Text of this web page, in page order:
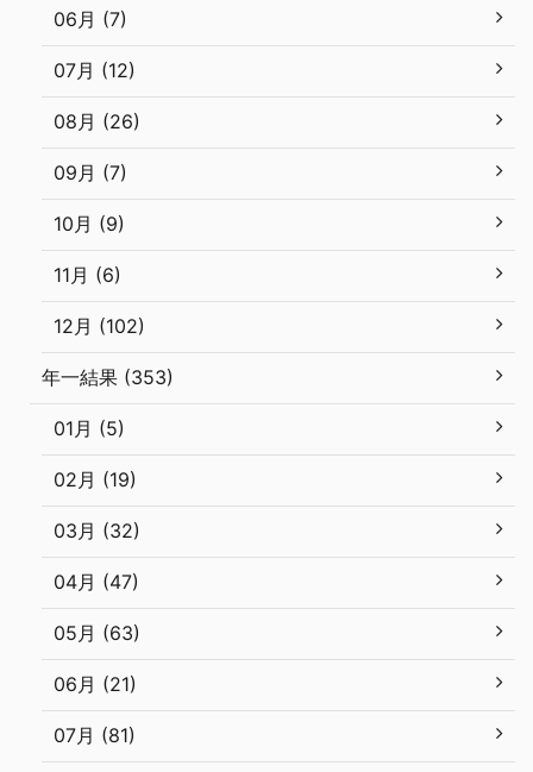
06月 (7)
07月 (12)
08月 (26)
09月 (7)
10月 (9)
11月 (6)
12月 (102)
年一結果 (353)
01月 (5)
02月 (19)
03月 (32)
04月 (47)
05月 (63)
06月 (21)
07月 (81)